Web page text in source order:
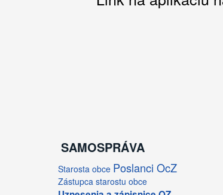
SAMOSPRÁVA
Starosta obce Poslanci OcZ
Zástupca starostu obce